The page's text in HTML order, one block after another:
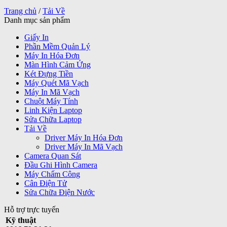
Trang chủ / Tải Về
Danh mục sản phẩm
Giấy In
Phần Mềm Quản Lý
Máy In Hóa Đơn
Màn Hình Cảm Ứng
Két Đựng Tiền
Máy Quét Mã Vạch
Máy In Mã Vạch
Chuột Máy Tính
Linh Kiện Laptop
Sửa Chữa Laptop
Tải Về
Driver Máy In Hóa Đơn
Driver Máy In Mã Vạch
Camera Quan Sát
Đầu Ghi Hình Camera
Máy Chấm Công
Cân Điện Tử
Sửa Chữa Điện Nước
Hỗ trợ trực tuyến
Kỹ thuật